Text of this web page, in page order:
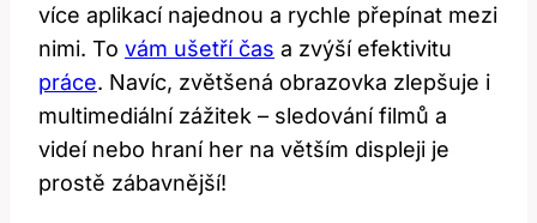
více aplikací najednou a rychle přepínat mezi
nimi.⁢ To vám ušetří čas a zvýší efektivitu
práce. Navíc, zvětšená obrazovka ⁣zlepšuje i
multimediální zážitek – ‍sledování filmů a
videí nebo ‌hraní her na větším displeji⁤ je
prostě ​zábavnější!